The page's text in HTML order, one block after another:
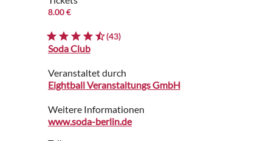
8.00 €
(43)
Soda Club
Veranstaltet durch
Eightball Veranstaltungs GmbH
Weitere Informationen
www.soda-berlin.de